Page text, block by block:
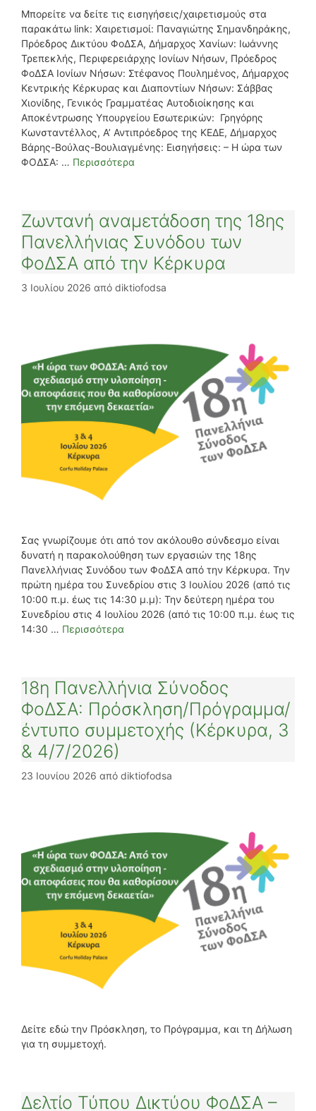
Μπορείτε να δείτε τις εισηγήσεις/χαιρετισμούς στα
παρακάτω link: Χαιρετισμοί: Παναγιώτης Σημανδηράκης,
Πρόεδρος Δικτύου ΦοΔΣΑ, Δήμαρχος Χανίων: Ιωάννης
Τρεπεκλής, Περιφερειάρχης Ιονίων Νήσων, Πρόεδρος
ΦοΔΣΑ Ιονίων Νήσων: Στέφανος Πουλημένος, Δήμαρχος
Κεντρικής Κέρκυρας και Διαποντίων Νήσων: Σάββας
Χιονίδης, Γενικός Γραμματέας Αυτοδιοίκησης και
Αποκέντρωσης Υπουργείου Εσωτερικών: Γρηγόρης
Κωνσταντέλλος, Α’ Αντιπρόεδρος της ΚΕΔΕ, Δήμαρχος
Βάρης-Βούλας-Βουλιαγμένης: Εισηγήσεις: – Η ώρα των
ΦΟΔΣΑ: … Περισσότερα
Ζωντανή αναμετάδοση της 18ης
Πανελλήνιας Συνόδου των
ΦοΔΣΑ από την Κέρκυρα
3 Ιουλίου 2026 από diktiofodsa
Σας γνωρίζουμε ότι από τον ακόλουθο σύνδεσμο είναι
δυνατή η παρακολούθηση των εργασιών της 18ης
Πανελλήνιας Συνόδου των ΦοΔΣΑ από την Κέρκυρα. Την
πρώτη ημέρα του Συνεδρίου στις 3 Ιουλίου 2026 (από τις
10:00 π.μ. έως τις 14:30 μ.μ): Την δεύτερη ημέρα του
Συνεδρίου στις 4 Ιουλίου 2026 (από τις 10:00 π.μ. έως τις
14:30 … Περισσότερα
18η Πανελλήνια Σύνοδος
ΦοΔΣΑ: Πρόσκληση/Πρόγραμμα/
έντυπο συμμετοχής (Κέρκυρα, 3
& 4/7/2026)
23 Ιουνίου 2026 από diktiofodsa
Δείτε εδώ την Πρόσκληση, το Πρόγραμμα, και τη Δήλωση
για τη συμμετοχή.
Δελτίο Τύπου Δικτύου ΦοΔΣΑ –